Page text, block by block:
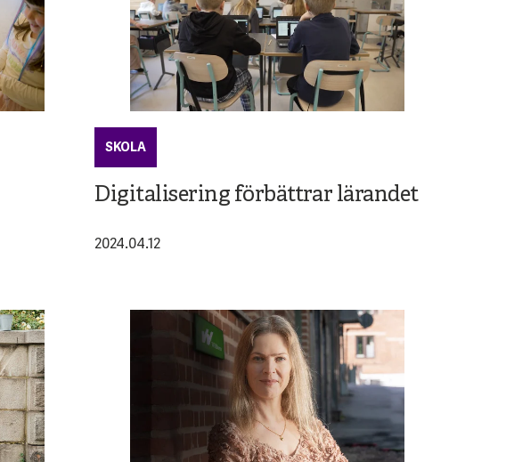
SKOLA
Digitalisering förbättrar lärandet
2024.04.12